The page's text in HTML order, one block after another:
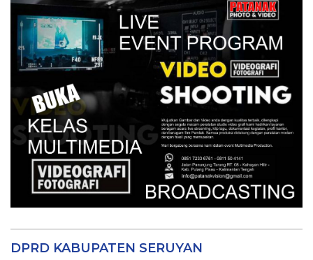
DPRD KABUPATEN SERUYAN